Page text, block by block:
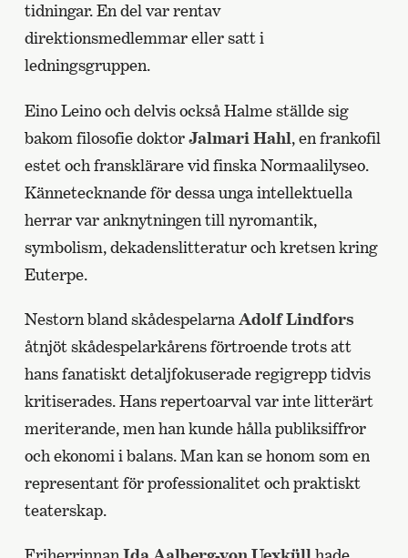
tidningar. En del var rentav
direktionsmedlemmar eller satt i
ledningsgruppen.
Eino Leino och delvis också Halme ställde sig
bakom filosofie doktorJalmari Hahl, en frankofil
estet och fransklärare vid finska Normaalilyseo.
Kännetecknande för dessa unga intellektuella
herrar var anknytningen till nyromantik,
symbolism, dekadenslitteratur och kretsen kring
Euterpe.
Nestorn bland skådespelarnaAdolf Lindfors
åtnjöt skådespelarkårens förtroende trots att
hans fanatiskt detaljfokuserade regigrepp tidvis
kritiserades. Hans repertoarval var inte litterärt
meriterande, men han kunde hålla publiksiffror
och ekonomi i balans. Man kan se honom som en
representant för professionalitet och praktiskt
teaterskap.